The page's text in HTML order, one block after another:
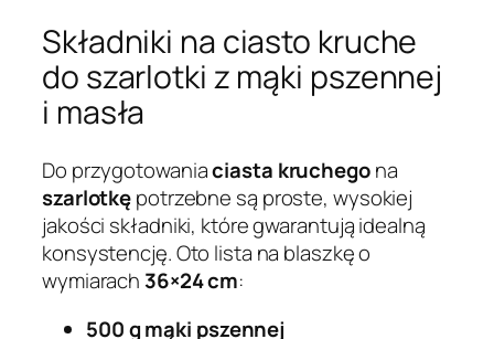
Składniki na ciasto kruche
do szarlotki z mąki pszennej
i masła
Do przygotowaniaciasta kruchegona
szarlotkępotrzebne są proste, wysokiej
jakości składniki, które gwarantują idealną
konsystencję. Oto lista na blaszkę o
wymiarach 36×24 cm:
500 g mąki pszennej